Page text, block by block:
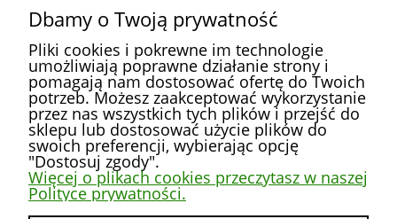
DO KOSZYKA
1 3 4
POMOC
MOJE KONTO
Dbamy o Twoją prywatność
Pliki cookies i pokrewne im technologie
umożliwiają poprawne działanie strony i
pomagają nam dostosować ofertę do Twoich
potrzeb. Możesz zaakceptować wykorzystanie
przez nas wszystkich tych plików i przejść do
sklepu lub dostosować użycie plików do
swoich preferencji, wybierając opcję
"Dostosuj zgody".
Więcej o plikach cookies przeczytasz w naszej
Polityce prywatności.